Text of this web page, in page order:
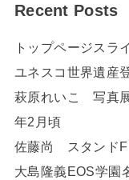
Recent Posts
トップページスラ
ユネスコ世界遺産
萩原れいこ 写真
年2月頃
佐藤尚 スタンド
大島隆義EOS学園